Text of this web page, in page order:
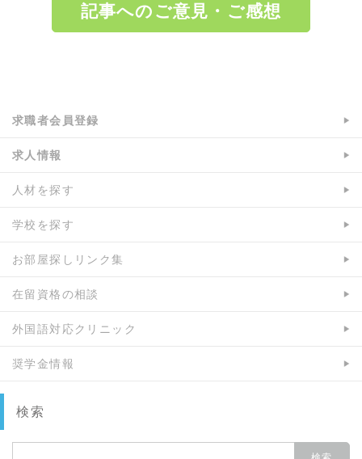
シ
ェ
t
ェ
ア
記事へのご意見・ご感想
求職者会員登録
求人情報
人材を探す
学校を探す
お部屋探しリンク集
在留資格の相談
外国語対応クリニック
奨学金情報
検索